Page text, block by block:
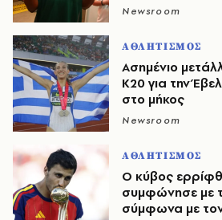
Newsroom
ΑΘΛΗΤΙΣΜΟΣ
Ασημένιο
Κ20 για την
στο μήκος
Newsroom
ΑΘΛΗΤΙΣΜΟΣ
O κύβος
συμφώνησε με
σύμφωνα με